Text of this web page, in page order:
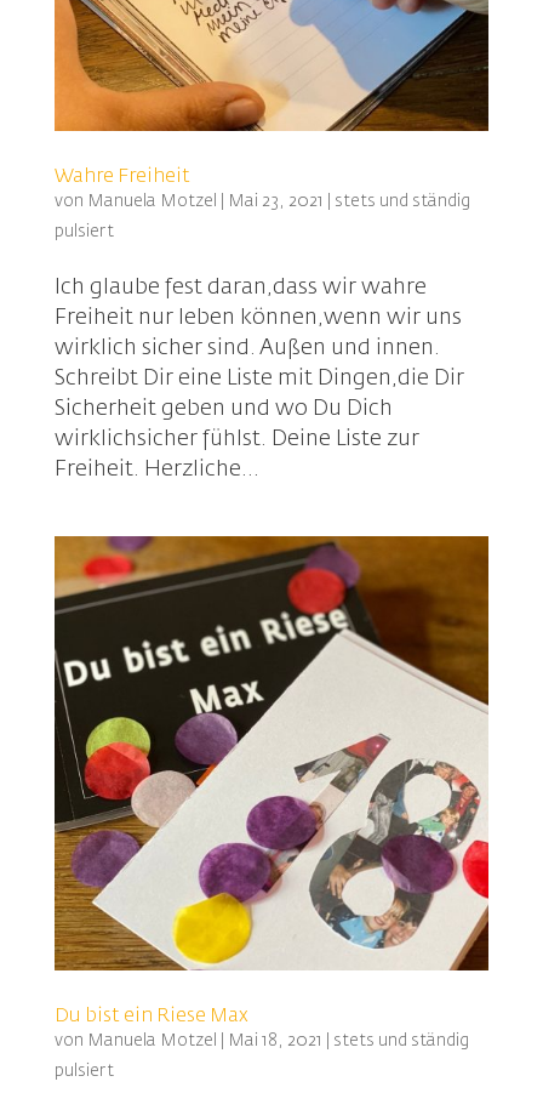
Wahre Freiheit
von Manuela Motzel Mai 23, 2021
stets und ständig
pulsiert
Ich glaube fest daran,dass wir wahre
Freiheit nur leben können,wenn wir uns
wirklich sicher sind. Außen und innen.
Schreibt Dir eine Liste mit Dingen,die Dir
Sicherheit geben und wo Du Dich
wirklichsicher fühlst. Deine Liste zur
Freiheit. Herzliche...
Du bist ein Riese Max
von Manuela Motzel Mai 18, 2021
stets und ständig
pulsiert